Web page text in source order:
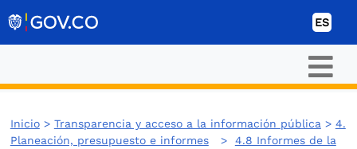
ES
Inicio> Transparencia y acceso a la información pública > 4.
Planeación, presupuesto e informes> 4.8 Informes de la